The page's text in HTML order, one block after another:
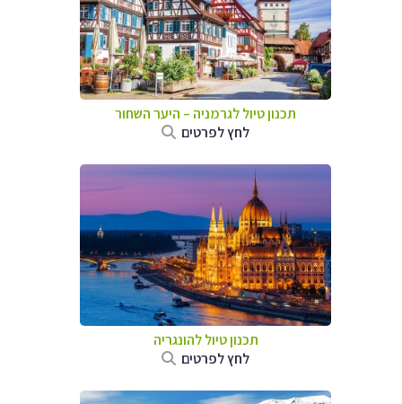
תכנון טיול לגרמניה – היער השחור
לחץ לפרטים
תכנון טיול להונגריה
לחץ לפרטים